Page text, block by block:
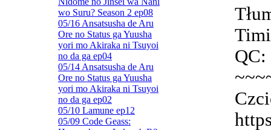
wo Suru? Season 2 ep08
05/16 Ansatsusha de Aru
Ore no Status ga Yuusha
yori mo Akiraka ni Tsuyoi
no da ga ep04
05/14 Ansatsusha de Aru
Ore no Status ga Yuusha
yori mo Akiraka ni Tsuyoi
no da ga ep02
05/10 Lamune ep12
05/09 Code Geass: